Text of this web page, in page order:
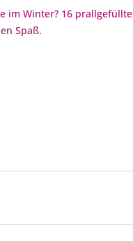
im Winter? 16 prallgefüllte
Spaß.